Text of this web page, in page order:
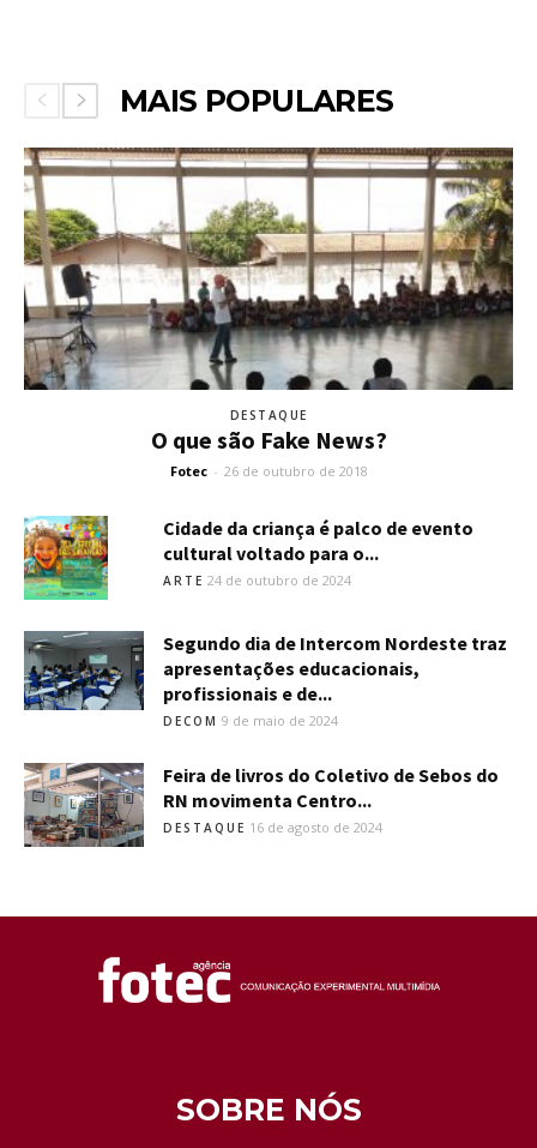
MAIS POPULARES
DESTAQUE
O que são Fake News?
Fotec - 26 de outubro de 2018
Cidade da criança é palco de evento
cultural voltado para o...
ARTE 24 de outubro de 2024
Segundo dia de Intercom Nordeste traz
apresentações educacionais,
profissionais e de...
DECOM 9 de maio de 2024
Feira de livros do Coletivo de Sebos do
RN movimenta Centro...
DESTAQUE 16 de agosto de 2024
SOBRE NÓS